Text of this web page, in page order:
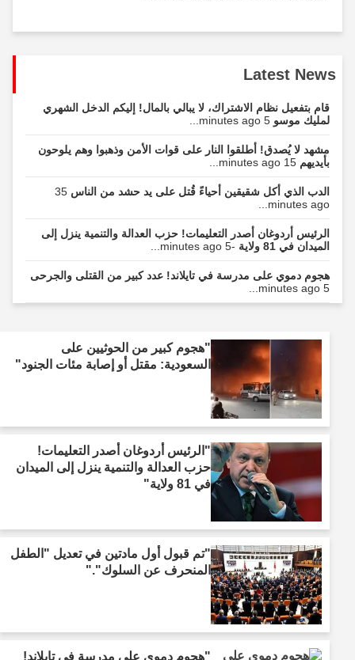
Latest News
قام بتفعيل نظام الاشتراك، لا يبالي بالمال! إليكم الدخل الشهري
لمليك موسو5 minutes ago...
مشهد لا يُصدق! أطلقوا النار على قوات الأمن وذهبوا وهم يلوحون
بأيديهم15 minutes ago...
الدب الذي أكل شقيقين أحياءً قُتل على يد حشد من الناس35
minutes ago...
الرئيس أردوغان أصدر التعليمات! حزب العدالة والتنمية ينزل إلى
الميدان في 81 ولاية
-5 minutes ago...
هجوم دموي على مدرسة في تايلاند! عدد كبير من القتلى والجرحى
"هجوم كبير من الحوثيين على
السعودية: مقتل أو إصابة مئات الجنود"
"الرئيس أردوغان أصدر التعليمات!
حزب العدالة والتنمية ينزل إلى الميدان
في 81 ولاية"
"تم قبول أول مادتين في تعديل "الطفل
المنحرف عن السلوك"."
"هجوم دموي على مدرسة في تايلاند!